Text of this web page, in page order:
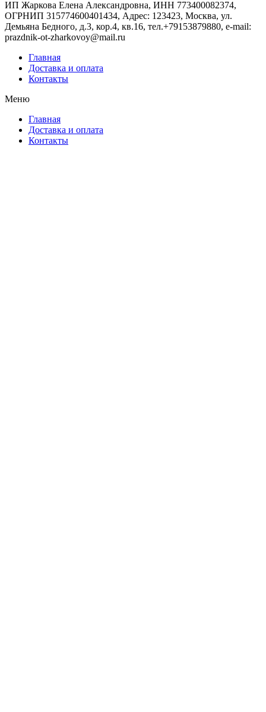
ИП Жаркова Елена Александровна, ИНН 773400082374,
ОГРНИП 315774600401434, Адрес: 123423, Москва, ул.
Демьяна Бедного, д.3, кор.4, кв.16, тел.+79153879880, e-mail:
prazdnik-ot-zharkovoy@mail.ru
Главная
Доставка и оплата
Контакты
Меню
Главная
Доставка и оплата
Контакты